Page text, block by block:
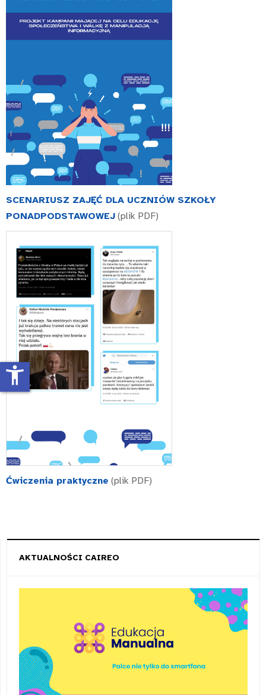
SCENARIUSZ ZAJĘĆ DLA UCZNIÓW SZKOŁY
PONADPODSTAWOWEJ (plik PDF)
Ćwiczenia praktyczne (plik PDF)
AKTUALNOŚCI CAIREO
accessibility_new